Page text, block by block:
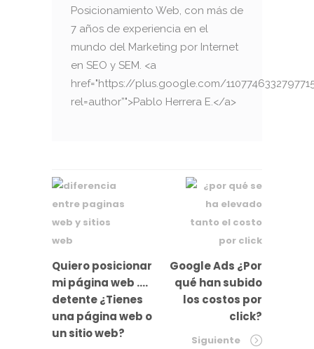
Posicionamiento Web, con más de
7 años de experiencia en el
mundo del Marketing por Internet
en SEO y SEM. <a
href="https://plus.google.com/
rel=author”">Pablo Herrera E.</a>
Quiero posicionar
mi página web ….
detente ¿Tienes
una página web o
un sitio web?
Google Ads ¿Por
qué han subido
los costos por
click?
Siguiente